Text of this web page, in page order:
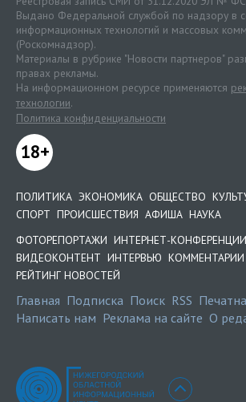
Выдано Федеральной службой по надзору в
информационных технологий и массовых
(Роскомнадзор).
Материалы в рубрике "Новости партнеров"
правах рекламы.
На информационном ресурсе применяются
технологии.
Политика конфиденциальности
18+
ПОЛИТИКА ЭКОНОМИКА ОБЩЕСТВО
СПОРТ ПРОИСШЕСТВИЯ АФИША НАУКА
ФОТОРЕПОРТАЖИ ИНТЕРНЕТ-КОНФЕРЕНЦИИ
ВИДЕОКОНТЕНТ ИНТЕРВЬЮ КОММЕНТАРИИ
РЕЙТИНГ НОВОСТЕЙ
Главная Подписка Поиск RSS
Написать нам Реклама на сайте О